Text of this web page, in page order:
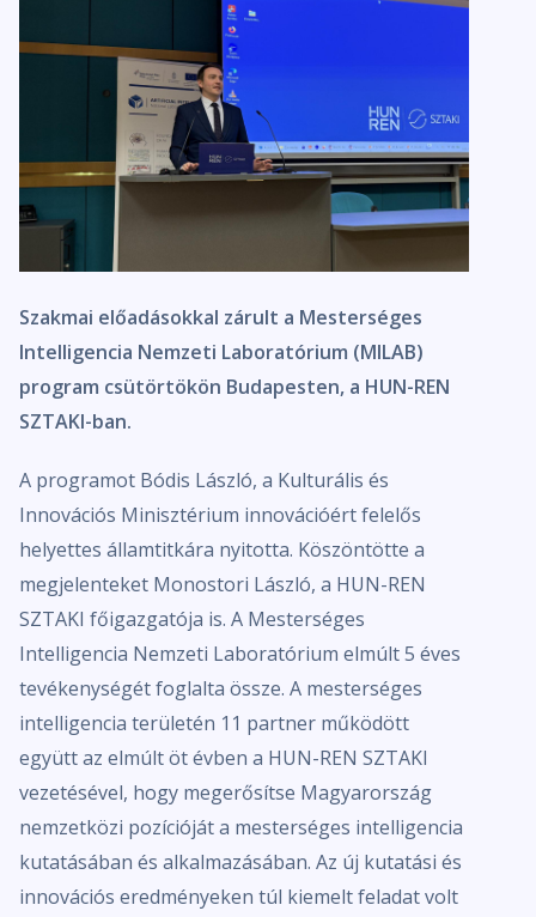
Szakmai előadásokkal zárult a Mesterséges
Intelligencia Nemzeti Laboratórium (MILAB)
program csütörtökön Budapesten, a HUN-REN
SZTAKI-ban.
A programot Bódis László, a Kulturális és
Innovációs Minisztérium innovációért felelős
helyettes államtitkára nyitotta. Köszöntötte a
megjelenteket Monostori László, a HUN-REN
SZTAKI főigazgatója is. A Mesterséges
Intelligencia Nemzeti Laboratórium elmúlt 5 éves
tevékenységét foglalta össze. A mesterséges
intelligencia területén 11 partner működött
együtt az elmúlt öt évben a HUN-REN SZTAKI
vezetésével, hogy megerősítse Magyarország
nemzetközi pozícióját a mesterséges intelligencia
kutatásában és alkalmazásában. Az új kutatási és
innovációs eredményeken túl kiemelt feladat volt